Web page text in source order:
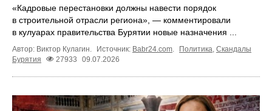
«Кадровые перестановки должны навести порядок
в строительной отрасли региона», — комментировали
в кулуарах правительства Бурятии новые назначения ...
Автор: Виктор Кулагин. Источник: Babr24.com. Политика, Скандалы
Бурятия
27933 09.07.2026